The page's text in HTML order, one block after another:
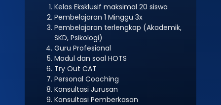
Kelas Eksklusif maksimal 20 siswa
Pembelajaran 1 Minggu 3x
Pembelajaran terlengkap (Akademik,
SKD, Psikologi)
Guru Profesional
Modul dan soal HOTS
Try Out CAT
Personal Coaching
Konsultasi Jurusan
Konsultasi Pemberkasan